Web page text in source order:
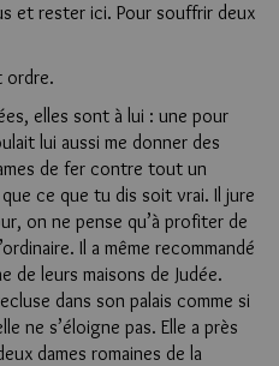
et rester ici. Pour souffrir deux
ordre.
elles sont à lui : une pour
lui aussi me donner des
de fer contre tout un
ce que tu dis soit vrai. Il jure
on ne pense qu’à profiter de
Il a même recommandé
de leurs maisons de Judée.
dans son palais comme si
ne s’éloigne pas. Elle a près
dames romaines de la